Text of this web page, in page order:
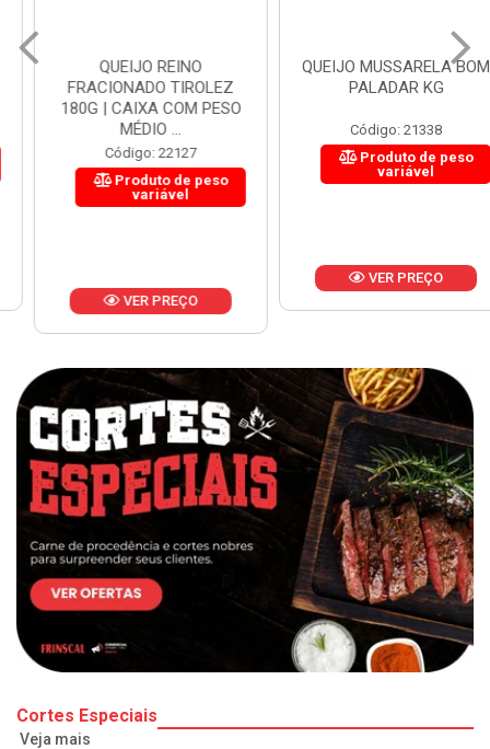
QUEIJO REINO
FRACIONADO TIROLEZ
180G | CAIXA COM PESO
MÉDIO ...
Código: 22127
Produto de peso
variável
VER PREÇO
QUEIJO MUSSARELA BOM
PALADAR KG
Código: 21338
Produto de peso
variável
VER PREÇO
Cortes Especiais
Veja mais